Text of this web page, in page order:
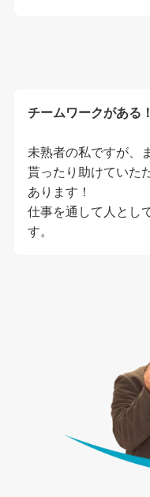
チームワークがある！
未熟者の私ですが、
貰ったり助けていた
あります！
仕事を通して人とし
す。